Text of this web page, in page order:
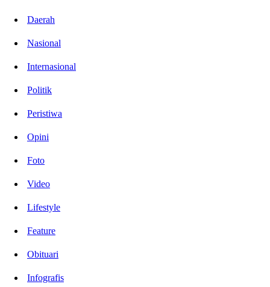
Daerah
Nasional
Internasional
Politik
Peristiwa
Opini
Foto
Video
Lifestyle
Feature
Obituari
Infografis